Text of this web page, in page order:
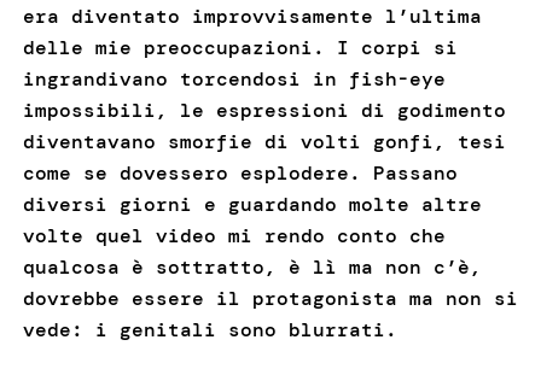
era diventato improvvisamente l’ultima
delle mie preoccupazioni. I corpi si
ingrandivano torcendosi in fish-eye
impossibili, le espressioni di godimento
diventavano smorfie di volti gonfi, tesi
come se dovessero esplodere. Passano
diversi giorni e guardando molte altre
volte quel video mi rendo conto che
qualcosa è sottratto, è lì ma non c’è,
dovrebbe essere il protagonista ma non si
vede: i genitali sono blurrati.